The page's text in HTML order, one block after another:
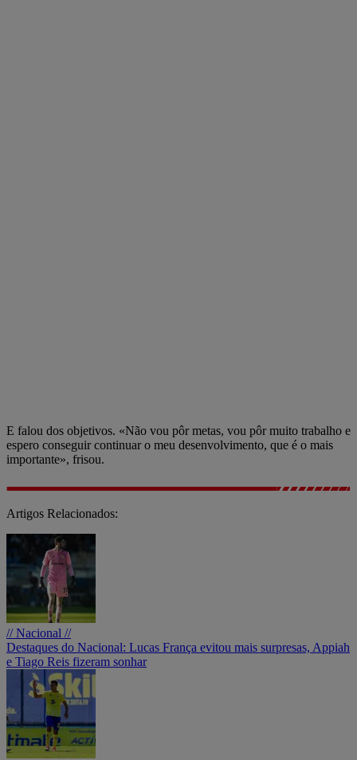
E falou dos objetivos. «Não vou pôr metas, vou pôr muito trabalho e
espero conseguir continuar o meu desenvolvimento, que é o mais
importante», frisou.
Artigos Relacionados:
// Nacional //
Destaques do Nacional: Lucas França evitou mais surpresas, Appiah
e Tiago Reis fizeram sonhar